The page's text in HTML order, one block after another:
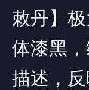
敕丹】
体漆黑
描述，